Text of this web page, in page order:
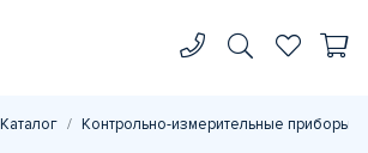
Каталог Контрольно-измерительные приборы